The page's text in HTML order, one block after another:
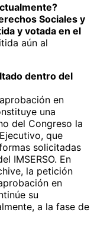
Sociales y
y votada en el
aún al
dentro del
en
una
del Congreso la
que
solicitadas
IMSERSO. En
la petición
en
su
a la fase de